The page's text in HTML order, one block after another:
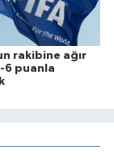
rakibine ağır
6 puanla